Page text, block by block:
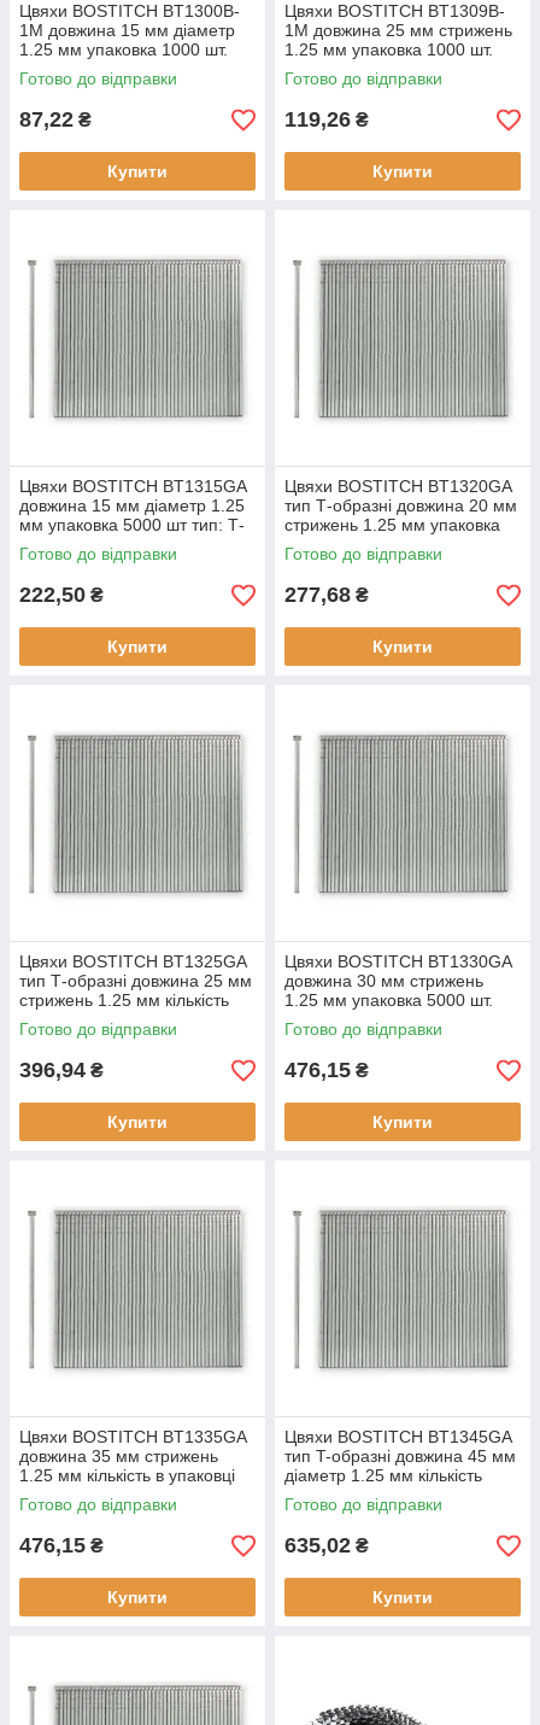
Цвяхи BOSTITCH BT1300B-
1M довжина 15 мм діаметр
1.25 мм упаковка 1000 шт.
тип: Т-образні цвяхи для
пістолетів
Готово до відправки
87,22 ₴
Купити
Цвяхи BOSTITCH BT1309B-
1M довжина 25 мм стрижень
1.25 мм упаковка 1000 шт.
тип: Т-образні матеріал:
оцинкована сталь
Готово до відправки
119,26 ₴
Купити
Цвяхи BOSTITCH BT1315GA
довжина 15 мм діаметр 1.25
мм упаковка 5000 шт тип: Т-
образні цвяхи для пістолетів
Готово до відправки
222,50 ₴
Купити
Цвяхи BOSTITCH BT1320GA
тип Т-образні довжина 20 мм
стрижень 1.25 мм упаковка
5000 шт. покриття цинк
Готово до відправки
277,68 ₴
Купити
Цвяхи BOSTITCH BT1325GA
тип Т-образні довжина 25 мм
стрижень 1.25 мм кількість
5000 шт. покриття цинк
Готово до відправки
396,94 ₴
Купити
Цвяхи BOSTITCH BT1330GA
довжина 30 мм стрижень
1.25 мм упаковка 5000 шт.
покриття цинк
Готово до відправки
476,15 ₴
Купити
Цвяхи BOSTITCH BT1335GA
довжина 35 мм стрижень
1.25 мм кількість в упаковці
5000 шт. тип BT13 матеріал
оцинкована сталь
Готово до відправки
476,15 ₴
Купити
Цвяхи BOSTITCH BT1345GA
тип T-образні довжина 45 мм
діаметр 1.25 мм кількість
5000 шт оцинковані сталь
Готово до відправки
635,02 ₴
Купити